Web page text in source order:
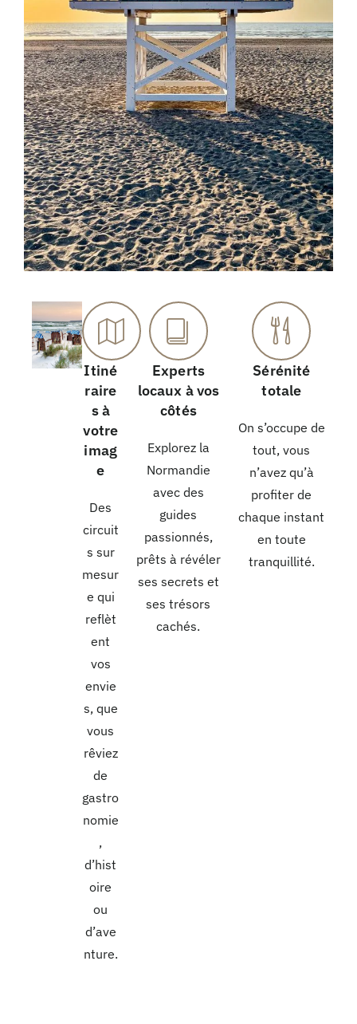
Itiné
raire
s à
votre
imag
e
Des
circuit
s sur
mesur
e qui
reflèt
ent
vos
envie
s, que
vous
rêviez
de
gastro
nomie
,
d’hist
oire
ou
d’ave
nture.
Experts
locaux à vos
côtés
Explorez la
Normandie
avec des
guides
passionnés,
prêts à révéler
ses secrets et
ses trésors
cachés.
Sérénité
totale
On s’occupe de
tout, vous
n’avez qu’à
profiter de
chaque instant
en toute
tranquillité.